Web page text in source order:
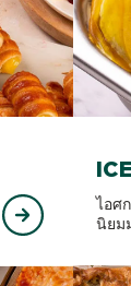
ไอศ
นิยม